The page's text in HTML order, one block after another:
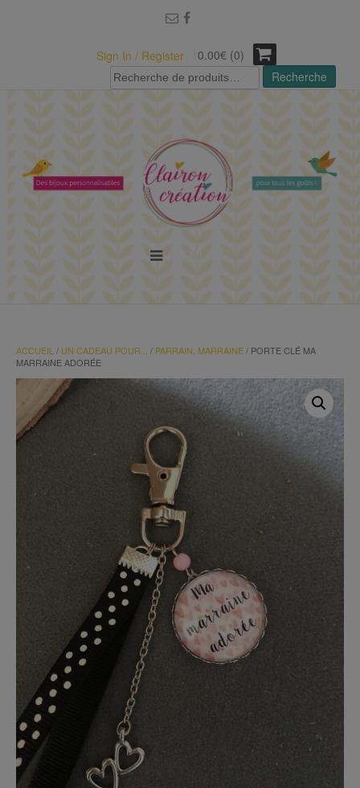
Sign In / Register
0.00€ (0)
Recherche
pour :
Recherche
ACCUEIL / UN CADEAU POUR... / PARRAIN, MARRAINE/ PORTE CLÉ MA
MARRAINE ADORÉE